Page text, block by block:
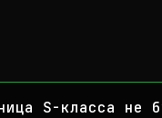
S-класса не